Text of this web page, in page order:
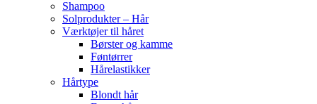
Shampoo
Solprodukter – Hår
Værktøjer til håret
Børster og kamme
Føntørrer
Hårelastikker
Hårtype
Blondt hår